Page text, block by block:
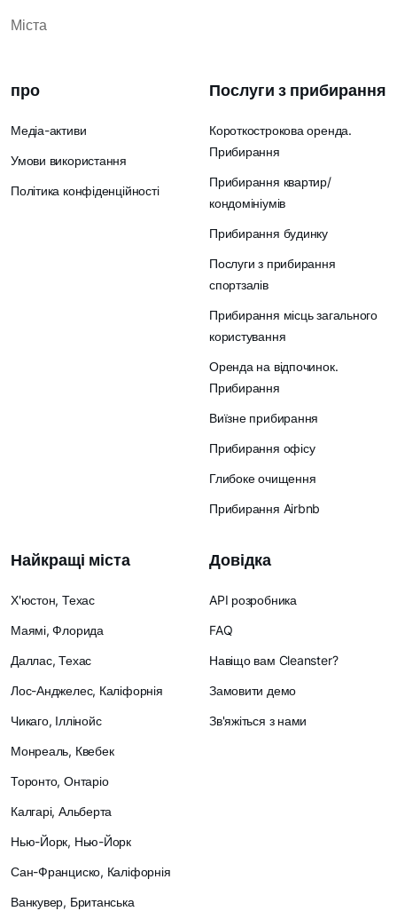
Міста
про
Медіа-активи
Умови використання
Політика конфіденційності
Послуги з прибирання
Короткострокова оренда.
Прибирання
Прибирання квартир/
кондомініумів
Прибирання будинку
Послуги з прибирання
спортзалів
Прибирання місць загального
користування
Оренда на відпочинок.
Прибирання
Виїзне прибирання
Прибирання офісу
Глибоке очищення
Прибирання Airbnb
Найкращі міста
Х'юстон, Техас
Маямі, Флорида
Даллас, Техас
Лос-Анджелес, Каліфорнія
Чикаго, Іллінойс
Монреаль, Квебек
Торонто, Онтаріо
Калгарі, Альберта
Нью-Йорк, Нью-Йорк
Сан-Франциско, Каліфорнія
Ванкувер, Британська
Довідка
API розробника
FAQ
Навіщо вам Cleanster?
Замовити демо
Зв'яжіться з нами